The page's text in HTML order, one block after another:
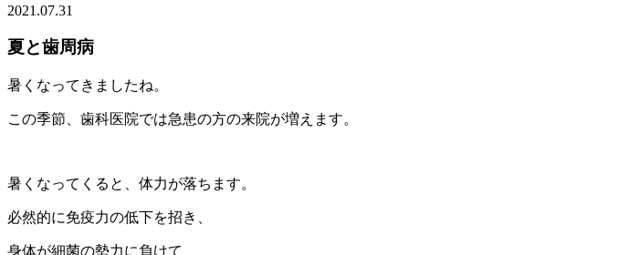
2021.07.31
夏と歯周病
暑くなってきましたね。
この季節、歯科医院では急患の方の来院が増えます。
暑くなってくると、体力が落ちます。
必然的に免疫力の低下を招き、
身体が細菌の勢力に負けて